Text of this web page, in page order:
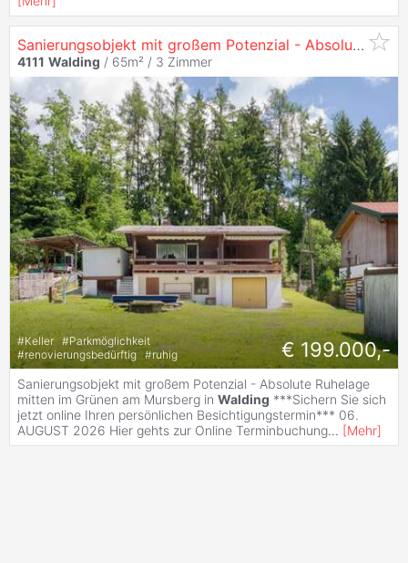
Sanierungsobjekt mit großem Potenzial - Absolute Ruhelage mitten im Grünen am Mursberg in
4111 Walding / 65m² / 3 Zimmer
#Keller #Parkmöglichkeit
#renovierungsbedürftig #ruhig € 199.000,-
Sanierungsobjekt mit großem Potenzial - Absolute Ruhelage
mitten im Grünen am Mursberg in Walding ***Sichern Sie sich
jetzt online Ihren persönlichen Besichtigungstermin*** 06.
AUGUST 2026 Hier gehts zur Online Terminbuchung... [Mehr]